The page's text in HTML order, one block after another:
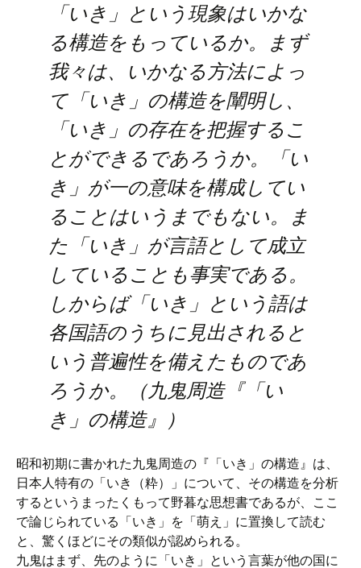
「いき」という現象はいかな
る構造をもっているか。まず
我々は、いかなる方法によっ
て「いき」の構造を闡明し、
「いき」の存在を把握するこ
とができるであろうか。「い
き」が一の意味を構成してい
ることはいうまでもない。ま
た「いき」が言語として成立
していることも事実である。
しからば「いき」という語は
各国語のうちに見出されると
いう普遍性を備えたものであ
ろうか。（九鬼周造『「い
き」の構造』）
昭和初期に書かれた九鬼周造の『「いき」の構造』は、
日本人特有の「いき（粋）」について、その構造を分析
するというまったくもって野暮な思想書であるが、ここ
で論じられている「いき」を「萌え」に置換して読む
と、驚くほどにその類似が認められる。
九鬼はまず、先のように「いき」という言葉が他の国に